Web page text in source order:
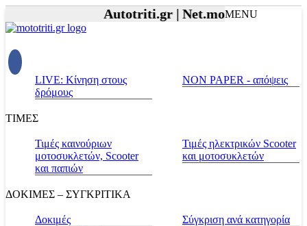
Autotriti.gr | Net.mototriti.gr |
MENU
LIVE: Κίνηση στους
δρόμους
NON PAPER - απόψεις
ΤΙΜΕΣ
Τιμές καινούριων
μοτοσυκλετών, Scooter
και παπιών
Τιμές ηλεκτρικών Scooter
και μοτοσυκλετών
ΔΟΚΙΜΕΣ – ΣΥΓΚΡΙΤΙΚΑ
Δοκιμές
Σύγκριση ανά κατηγορία